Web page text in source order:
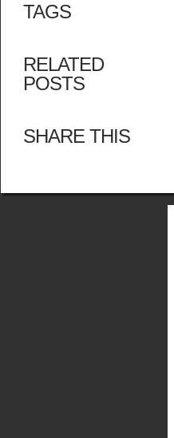
TAGS
RELATED
POSTS
SHARE THIS